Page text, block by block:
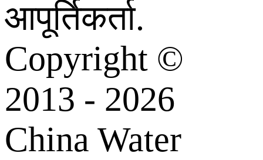
आपूर्तिकर्ता.
Copyright ©
2013 - 2026
China Water